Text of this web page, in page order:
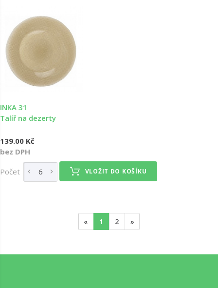
INKA 31
Talíř na dezerty
139.00 Kč
bez DPH
Počet VLOŽIT DO KOŠÍKU
« 1 2 »